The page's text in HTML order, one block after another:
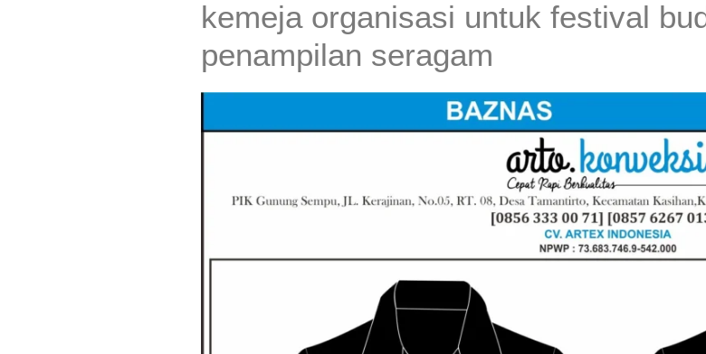
kemeja organisasi untuk festival
penampilan seragam